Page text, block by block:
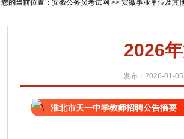
您的当前位置： 安徽公务员考试网 >> 安徽事业单位及其
2026
发布：2026-01-
淮北市天一中学教师招聘公告摘要